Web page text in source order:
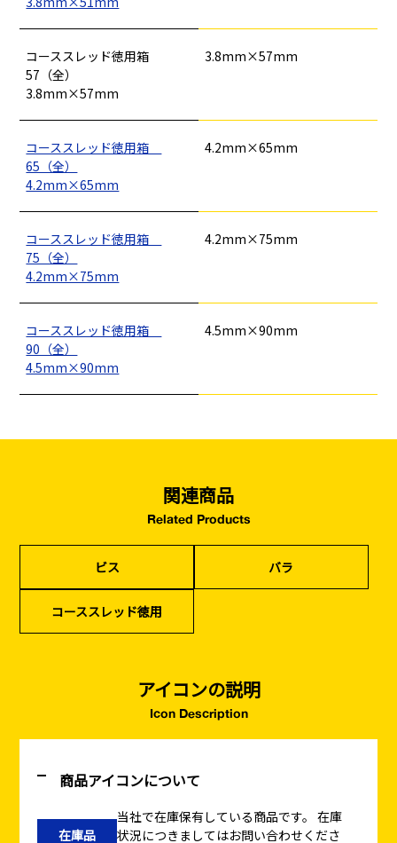
基礎工事・
コンクリート
（型枠工事）
を設ける
イベント設置・
季節商材
解体・改修工事
コーススレッド徳用箱
57（全）
3.8mm×57mm
3.8mm×57mm
コーススレッド徳用箱
65（全）
4.2mm×65mm
4.2mm×65mm
コーススレッド徳用箱
75（全）
4.2mm×75mm
4.2mm×75mm
コーススレッド徳用箱
90（全）
4.5mm×90mm
4.5mm×90mm
関連商品
Related Products
ビス バラ
コーススレッド徳用
アイコンの説明
Icon Description
商品アイコンについて
在庫品
当社で在庫保有している商品です。 在庫
状況につきましてはお問い合わせくださ